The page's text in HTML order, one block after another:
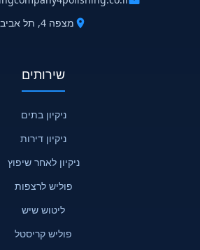
מצפה 4, תל אביב
שירותים
ניקיון בתים
ניקיון דירות
ניקיון לאחר שיפוץ
פוליש לרצפות
ליטוש שיש
פוליש קריסטל